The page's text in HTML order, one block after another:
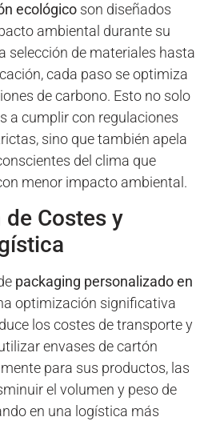
ecológico son diseñados
ambiental durante su
selección de materiales hasta
cada paso se optimiza
de carbono. Esto no solo
a cumplir con regulaciones
sino que también apela
del clima que
menor impacto ambiental.
Costes y
packaging personalizado en
optimización significativa
los costes de transporte y
envases de cartón
para sus productos, las
el volumen y peso de
en una logística más